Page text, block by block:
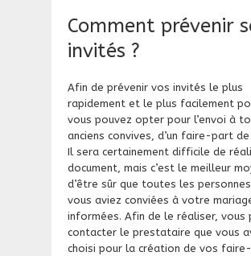
​Comment prévenir
invités ?
Afin de prévenir vos invités le plus
rapidement et le plus facilement
vous pouvez opter pour l’envoi à
anciens convives, d’un faire-part
Il sera certainement difficile de
document, mais c’est le meilleur
d’être sûr que toutes les
vous aviez conviées à votre
informées. Afin de le réaliser, vous
contacter le prestataire que vous
choisi pour la création de vos